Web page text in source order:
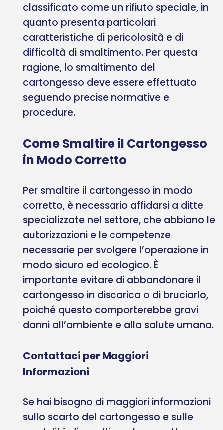
classificato come un rifiuto speciale, in
quanto presenta particolari
caratteristiche di pericolosità e di
difficoltà di smaltimento. Per questa
ragione, lo smaltimento del
cartongesso deve essere effettuato
seguendo precise normative e
procedure.
Come Smaltire il Cartongesso
in Modo Corretto
Per smaltire il cartongesso in modo
corretto, è necessario affidarsi a ditte
specializzate nel settore, che abbiano le
autorizzazioni e le competenze
necessarie per svolgere l’operazione in
modo sicuro ed ecologico. È
importante evitare di abbandonare il
cartongesso in discarica o di bruciarlo,
poiché questo comporterebbe gravi
danni all’ambiente e alla salute umana.
Contattaci per Maggiori
Informazioni
Se hai bisogno di maggiori informazioni
sullo scarto del cartongesso e sulle